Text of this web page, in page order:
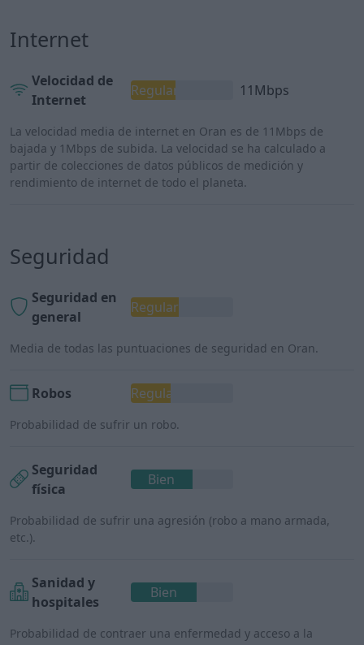
Internet
Velocidad de
Internet
Regular 11Mbps
La velocidad media de internet en Oran es de 11Mbps de
bajada y 1Mbps de subida. La velocidad se ha calculado a
partir de colecciones de datos públicos de medición y
rendimiento de internet de todo el planeta.
Seguridad
Seguridad en
general
Regular
Media de todas las puntuaciones de seguridad en Oran.
Robos Regular
Probabilidad de sufrir un robo.
Seguridad
física
Bien
Probabilidad de sufrir una agresión (robo a mano armada,
etc.).
Sanidad y
hospitales
Bien
Probabilidad de contraer una enfermedad y acceso a la